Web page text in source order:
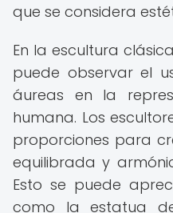
que se considera
En la escultura
puede observar el
áureas en la
humana. Los
proporciones para
equilibrada y
Esto se puede
como la estatua